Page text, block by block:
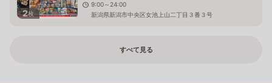
2枚
9:00～24:00
新潟県新潟市中央区女池上山二丁目３番３号
すべて見る